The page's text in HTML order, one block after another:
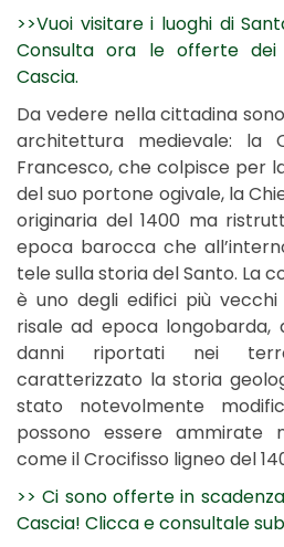
>>Vuoi visitare i luoghi di
Consulta ora le offerte dei
Cascia.
Da vedere nella cittadina
architettura medievale: la
Francesco, che colpisce per
del suo portone ogivale, la
originaria del 1400 ma
epoca barocca che
tele sulla storia del Santo. La
è uno degli edifici più
risale ad epoca longobarda,
danni riportati nei
caratterizzato la storia
stato notevolmente
possono essere ammirate
come il Crocifisso ligneo del
>> Ci sono offerte in
Cascia! Clicca e consultale